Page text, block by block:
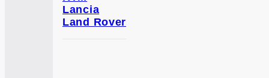
Lancia
Land Rover